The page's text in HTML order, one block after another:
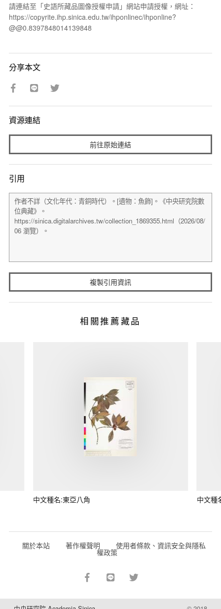
請連結至「史語所藏品圖像授權申請」網站申請授權，網址：
https://copyrite.ihp.sinica.edu.tw/ihponlinec/ihponline?
@@0.8397848014139848
分享本文
資源連結
前往原始連結
引用
複製引用資訊
相關推薦藏品
中文種名:東亞八角 中文種
關於本站 著作權聲明 使用者條款、資訊安全與隱私
權政策